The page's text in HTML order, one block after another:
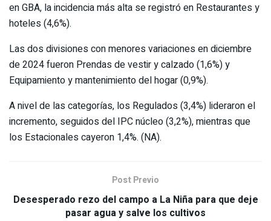
en GBA, la incidencia más alta se registró en Restaurantes y
hoteles (4,6%).
Las dos divisiones con menores variaciones en diciembre
de 2024 fueron Prendas de vestir y calzado (1,6%) y
Equipamiento y mantenimiento del hogar (0,9%).
A nivel de las categorías, los Regulados (3,4%) lideraron el
incremento, seguidos del IPC núcleo (3,2%), mientras que
los Estacionales cayeron 1,4%. (NA).
Post Previo
Desesperado rezo del campo a La Niña para que deje
pasar agua y salve los cultivos